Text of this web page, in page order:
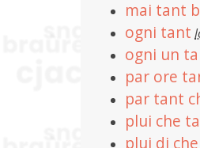
mai tant
ogni tant
ogni un
par ore
par tant
plui che
plui di